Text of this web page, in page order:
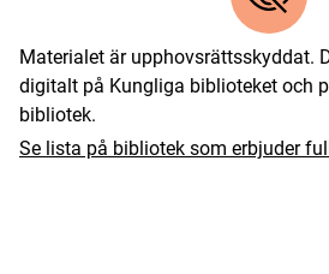
Materialet är upphovsrättsskyddat.
digitalt på Kungliga biblioteket och
bibliotek.
Se lista på bibliotek som erbjuder